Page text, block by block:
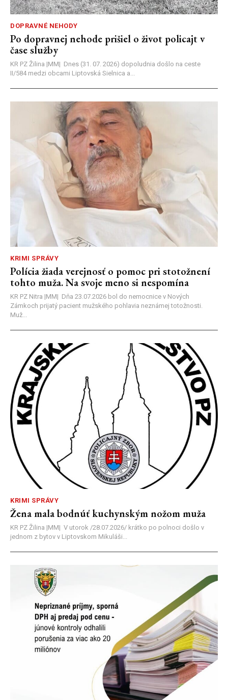
DOPRAVNÉ NEHODY
Po dopravnej nehode prišiel o život policajt v
čase služby
KR PZ Žilina |MM| Dnes (31. 07. 2026) dopoludnia došlo na ceste
II/584 medzi obcami Liptovská Sielnica a...
KRIMI SPRÁVY
Polícia žiada verejnosť o pomoc pri stotožnení
tohto muža. Na svoje meno si nespomína
KR PZ Nitra |MM| Dňa 23.07.2026 bol do nemocnice v Nových
Zámkoch prijatý pacient mužského pohlavia neznámej totožnosti.
Muž...
KRIMI SPRÁVY
Žena mala bodnúť kuchynským nožom muža
KR PZ Žilina |MM| V utorok /28.07.2026/ krátko po polnoci došlo v
jednom z bytov v Liptovskom Mikuláši...